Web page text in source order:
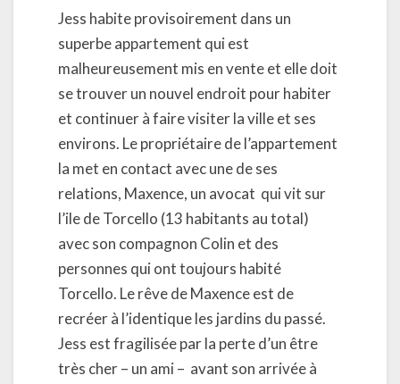
Jess habite provisoirement dans un
superbe appartement qui est
malheureusement mis en vente et elle doit
se trouver un nouvel endroit pour habiter
et continuer à faire visiter la ville et ses
environs. Le propriétaire de l’appartement
la met en contact avec une de ses
relations, Maxence, un avocat qui vit sur
l’ile de Torcello (13 habitants au total)
avec son compagnon Colin et des
personnes qui ont toujours habité
Torcello. Le rêve de Maxence est de
recréer à l’identique les jardins du passé.
Jess est fragilisée par la perte d’un être
très cher – un ami – avant son arrivée à